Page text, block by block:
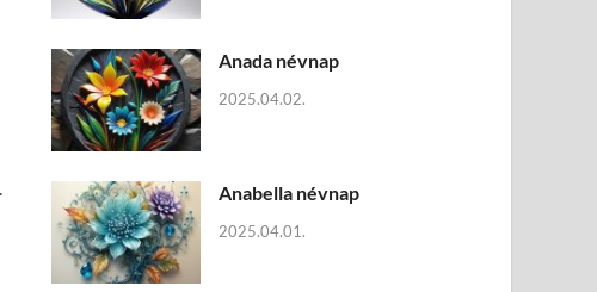
Anada névnap
2025.04.02.
Anabella névnap
2025.04.01.